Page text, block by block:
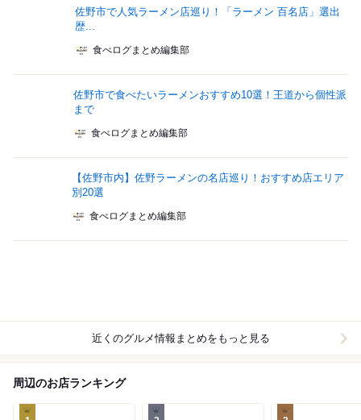
佐野市で人気ラーメン店巡り！「ラーメン 百名店」選出
歴...
食べログまとめ編集部
佐野市で食べたいラーメンおすすめ10選！王道から個性派
まで
食べログまとめ編集部
【佐野市内】佐野ラーメンの名店巡り！おすすめ店エリア
別20選
食べログまとめ編集部
近くのグルメ情報まとめをもっと見る
周辺のお店ランキング